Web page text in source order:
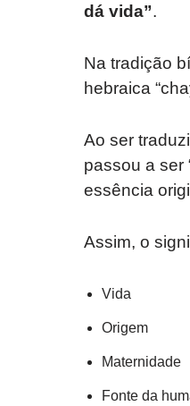
dá vida”.
Na tradição
hebraica
Ao ser
passou a ser
essência
Assim, o
Vida
Origem
Maternidade
Fonte da